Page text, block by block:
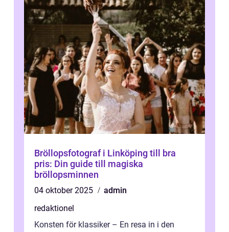
Bröllopsfotograf i Linköping till bra
pris: Din guide till magiska
bröllopsminnen
04 oktober 2025
admin
redaktionel
Konsten för klassiker – En resa in i den